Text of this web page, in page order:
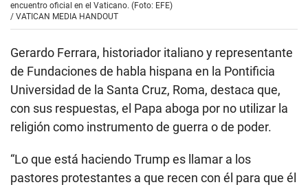
encuentro oficial en el Vaticano. (Foto: EFE)
/ VATICAN MEDIA HANDOUT
Gerardo Ferrara, historiador italiano y representante
de Fundaciones de habla hispana en la Pontificia
Universidad de la Santa Cruz, Roma, destaca que,
con sus respuestas, el Papa aboga por no utilizar la
religión como instrumento de guerra o de poder.
“Lo que está haciendo Trump es llamar a los
pastores protestantes a que recen con él para que él